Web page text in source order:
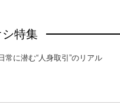
特集
常に潜む“人身取引”のリアル